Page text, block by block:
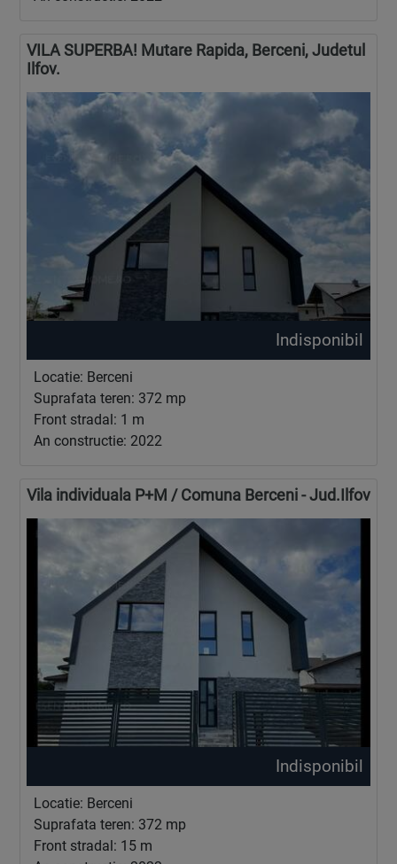
VILA SUPERBA! Mutare Rapida, Berceni, Judetul
Ilfov.
Indisponibil
Locatie: Berceni
Suprafata teren: 372 mp
Front stradal: 1 m
An constructie: 2022
Vila individuala P+M / Comuna Berceni - Jud.Ilfov
Indisponibil
Locatie: Berceni
Suprafata teren: 372 mp
Front stradal: 15 m